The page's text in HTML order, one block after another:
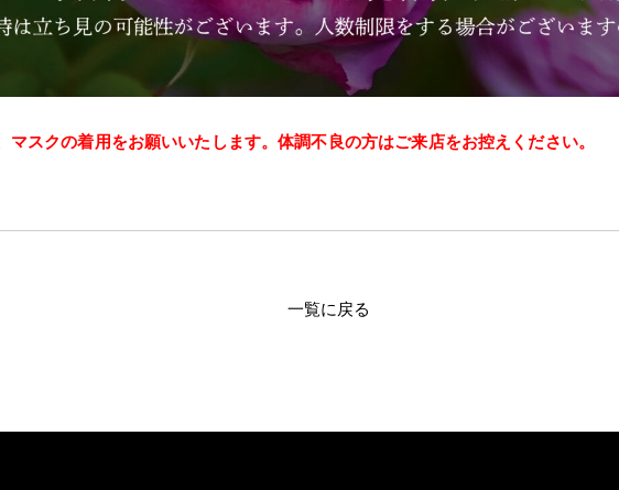
スクの着用をお願いいたします。体調不良の方はご来店をお控えください。
一覧に戻る